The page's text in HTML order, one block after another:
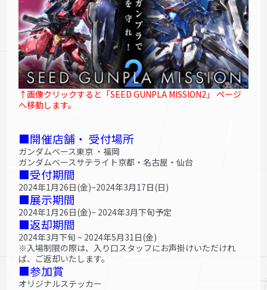
↑画像クリックすると「SEED GUNPLA MISSION2」 ページ
へ移動します。
■開催店舗・ 受付場所
ガンダムベース東京 ・福岡
ガンダムベースサテライト京都・名古屋・仙台
■受付期間
2024年1月26日(金)~2024年3月17日(日)
■展示期間
2024年1月26日(金)~ 2024年3月下旬予定
■返却期間
2024年3月下旬 ~ 2024年5月31日(金)
※入場制限の際は、入り口スタッフにお声掛けいただけれ
ば、ご返却いたします。
■参加賞
オリジナルステッカー